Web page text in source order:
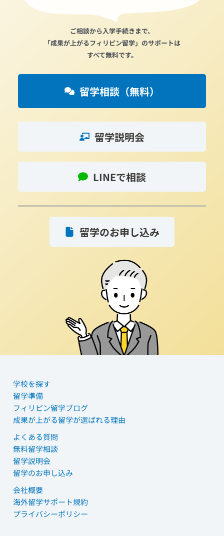
ご相談から入学手続きまで、
「成果が上がるフィリピン留学」のサポートは
すべて無料です。
留学相談（無料）
留学説明会
LINEで相談
留学のお申し込み
学校を探す
留学準備
フィリピン留学ブログ
成果が上がる留学が選ばれる理由
よくある質問
無料留学相談
留学説明会
留学のお申し込み
会社概要
海外留学サポート規約
プライバシーポリシー